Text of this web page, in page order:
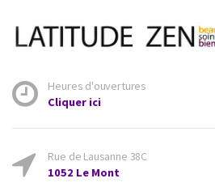
Heures d'ouvertures
Cliquer ici
Rue de Lausanne 38C
1052 Le Mont